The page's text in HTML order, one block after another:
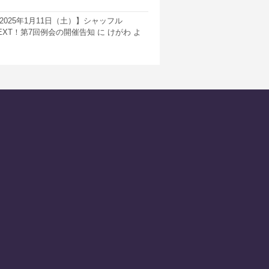
2025年1月11日（土）】シャッフル
！第7回例会の開催告知 に けがわ よ